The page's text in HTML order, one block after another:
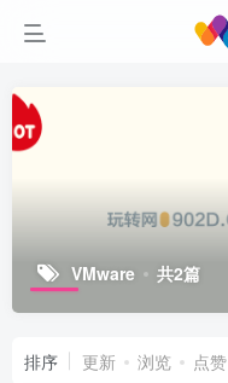
VMware 共2篇
排序 更新 浏览 点赞